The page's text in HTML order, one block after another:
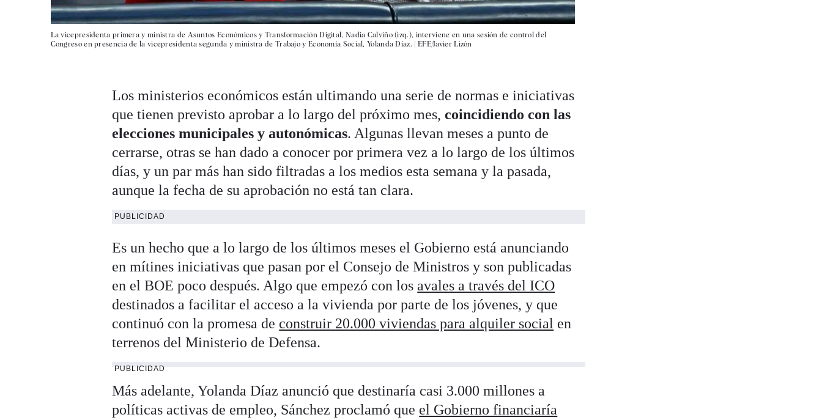
La vicepresidenta primera y ministra de Asuntos Económicos y Transformación Digital, Nadia Calviño (izq.), interviene en una sesión de control del
Congreso en presencia de la vicepresidenta segunda y ministra de Trabajo y Economía Social, Yolanda Díaz. | EFE/Javier Lizón
Los ministerios económicos están ultimando una serie de normas e iniciativas
que tienen previsto aprobar a lo largo del próximo mes,coincidiendo con las
elecciones municipales y autonómicas. Algunas llevan meses a punto de
cerrarse, otras se han dado a conocer por primera vez a lo largo de los últimos
días, y un par más han sido filtradas a los medios esta semana y la pasada,
aunque la fecha de su aprobación no está tan clara.
PUBLICIDAD
Es un hecho que a lo largo de los últimos meses el Gobierno está anunciando
en mítines iniciativas que pasan por el Consejo de Ministros y son publicadas
en el BOE poco después. Algo que empezó con los avales a través del ICO
destinados a facilitar el acceso a la vivienda por parte de los jóvenes, y que
continuó con la promesa de construir 20.000 viviendas para alquiler social en
terrenos del Ministerio de Defensa.
PUBLICIDAD
Más adelante, Yolanda Díaz anunció que destinaría casi 3.000 millones a
políticas activas de empleo, Sánchez proclamó que el Gobierno financiaría